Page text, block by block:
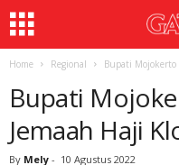
Home Regional Bupati
Bupati
Jemaah Haji
By Mely - 10 Agustus 2022